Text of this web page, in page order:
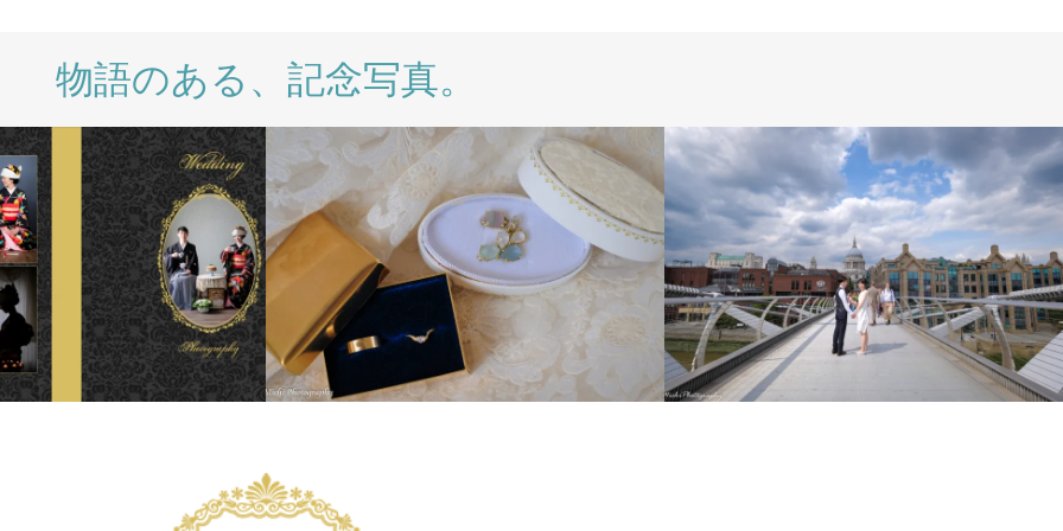
物語のある、記念写真。
WEDDING WEDDING DAY INTERNATIONAL LONDON PHOTO
SESSION PRE WEDDING WEDDING
LIFESTYLE PHOTO